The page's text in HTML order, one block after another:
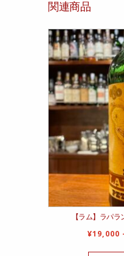
関連商品
【ラム】ラパ
¥19,000